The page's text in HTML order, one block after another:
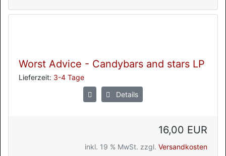
Worst Advice - Candybars and stars LP
Lieferzeit: 3-4 Tage
Details
16,00 EUR
inkl. 19 % MwSt. zzgl. Versandkosten